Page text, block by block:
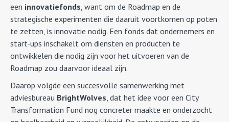
een innovatiefonds, want om de Roadmap en de
strategische experimenten die daaruit voortkomen op poten
te zetten, is innovatie nodig. Een fonds dat ondernemers en
start-ups inschakelt om diensten en producten te
ontwikkelen die nodig zijn voor het uitvoeren van de
Roadmap zou daarvoor ideaal zijn.
Daarop volgde een succesvolle samenwerking met
adviesbureau BrightWolves, dat het idee voor een City
Transformation Fund nog concreter maakte en onderzocht